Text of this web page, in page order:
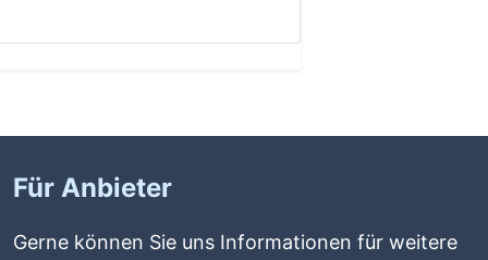
Für Anbieter
Gerne können Sie uns Informationen für weitere